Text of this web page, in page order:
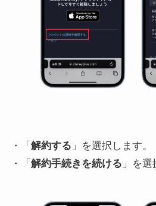
・「 解約する 」を選択します。
・「 解約手続きを続ける 」を選